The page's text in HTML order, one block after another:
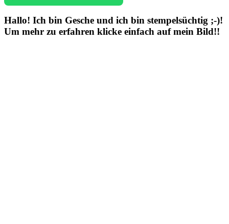
Hallo! Ich bin Gesche und ich bin stempelsüchtig ;-)!
Um mehr zu erfahren klicke einfach auf mein Bild!!